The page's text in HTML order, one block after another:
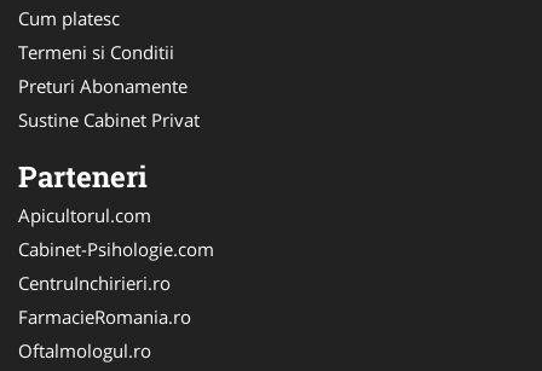
Cum platesc
Termeni si Conditii
Preturi Abonamente
Sustine Cabinet Privat
Parteneri
Apicultorul.com
Cabinet-Psihologie.com
CentruInchirieri.ro
FarmacieRomania.ro
Oftalmologul.ro